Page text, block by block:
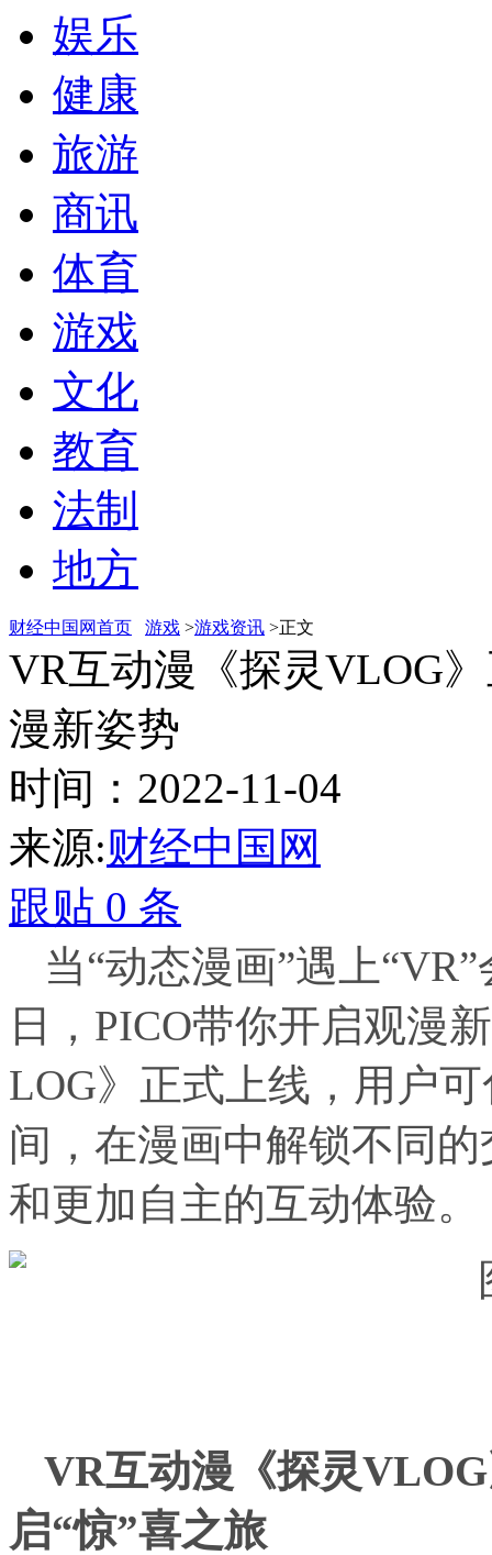
娱乐
健康
旅游
商讯
体育
游戏
文化
教育
法制
地方
财经中国网首页 游戏 >游戏资讯 >正文
VR互动漫《探灵VLOG
漫新姿势
时间：2022-11-04
来源:财经中国网
跟贴 0 条
当“动态漫画”遇上
日，PICO带你开启观漫
LOG》正式上线，用户
间，在漫画中解锁不同
和更加自主的互动体验。
VR互动漫《探灵
启“惊”喜之旅